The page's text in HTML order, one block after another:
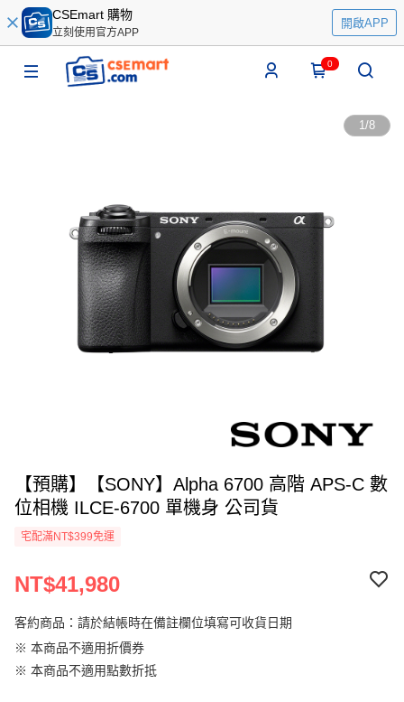
CSEmart 購物
立刻使用官方APP
開啟APP
0
1/8
【預購】【SONY】Alpha 6700 高階 APS-C 數
位相機 ILCE-6700 單機身 公司貨
宅配滿NT$399免運
NT$41,980
客約商品：請於結帳時在備註欄位填寫可收貨日期
※ 本商品不適用折價券
※ 本商品不適用點數折抵